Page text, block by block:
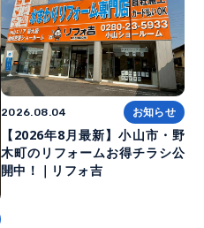
2026.08.04 お知らせ
【2026年8月最新】小山市・野
木町のリフォームお得チラシ公
開中！｜リフォ吉